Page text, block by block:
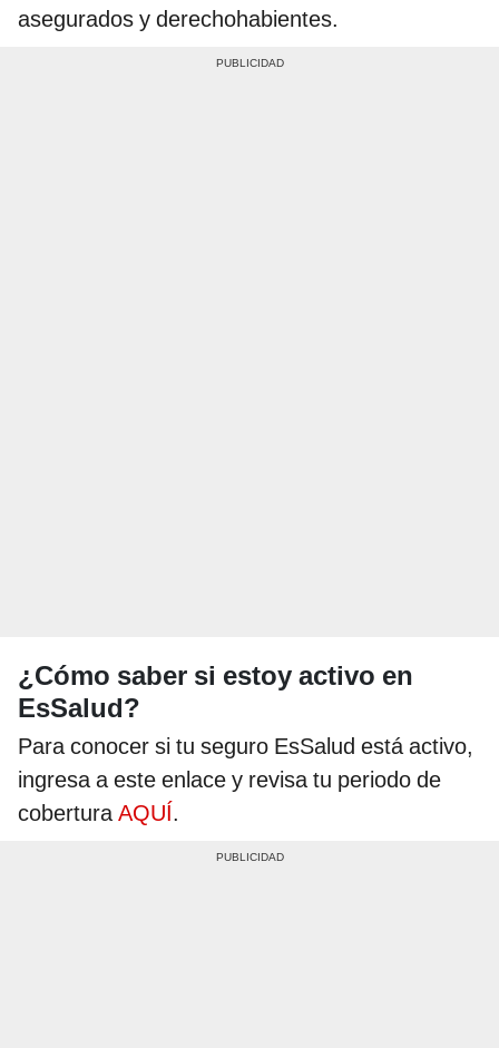
asegurados y derechohabientes.
¿Cómo saber si estoy activo en
EsSalud?
Para conocer si tu seguro EsSalud está activo,
ingresa a este enlace y revisa tu periodo de
coberturaAQUÍ.